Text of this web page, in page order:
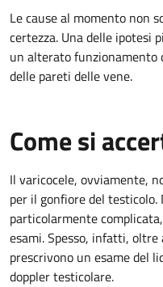
Le cause al momento non
certezza. Una delle ipotesi
un alterato funzionamento
delle pareti delle vene.
Come si
Il varicocele, ovviamente,
per il gonfiore del
particolarmente
esami. Spesso, infatti, oltre
prescrivono un esame del
doppler testicolare.